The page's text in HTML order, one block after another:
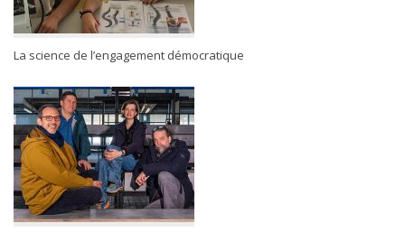
La science de l’engagement démocratique